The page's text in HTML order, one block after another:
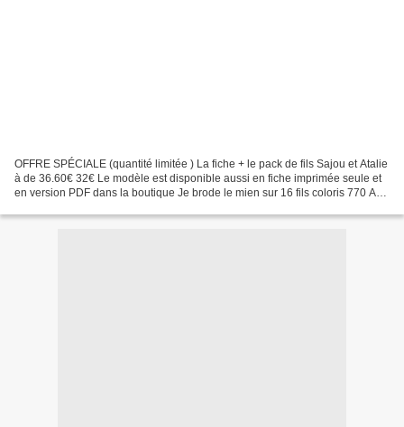
OFFRE SPÉCIALE (quantité limitée ) La fiche + le pack de fils Sajou et Atalie
à de 36.60€ 32€ Le modèle est disponible aussi en fiche imprimée seule et
en version PDF dans la boutique Je brode le mien sur 16 fils coloris 770 A